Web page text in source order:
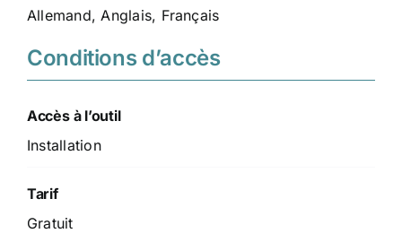
Allemand, Anglais, Français
Conditions d’accès
Accès à l’outil
Installation
Tarif
Gratuit